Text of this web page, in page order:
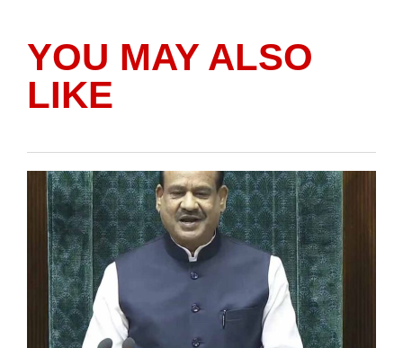
YOU MAY ALSO
LIKE